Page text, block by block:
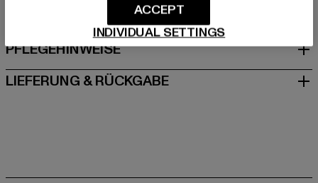
GRÖSSE & PASSFORM
PFLEGEHINWEISE
LIEFERUNG & RÜCKGABE
INDIVIDUAL SETTINGS
ACCEPT